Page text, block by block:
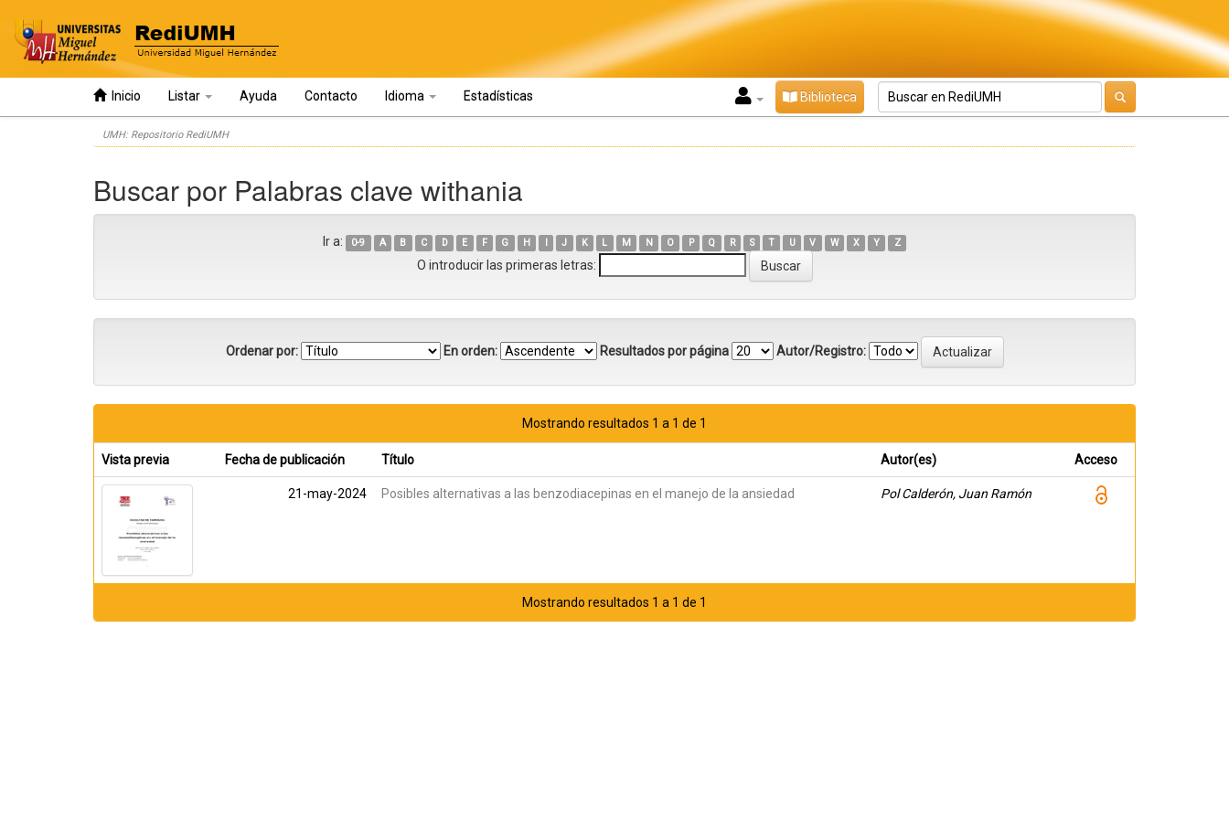
Inicio Listar Ayuda Contacto Idioma Estadísticas Biblioteca
UMH: Repositorio RediUMH
Buscar por Palabras clave withania
Ir a: 0-9 A B C D E F G H I J K L M N O P Q R S T U V W X Y Z
O introducir las primeras letras:
Ordenar por: En orden: Resultados por página Autor/Registro:
Mostrando resultados 1 a 1 de 1
Vista previa Fecha de publicación Título Autor(es) Acceso
21-may-2024 Posibles alternativas a las benzodiacepinas en el manejo de la ansiedad Pol Calderón, Juan Ramón
Mostrando resultados 1 a 1 de 1